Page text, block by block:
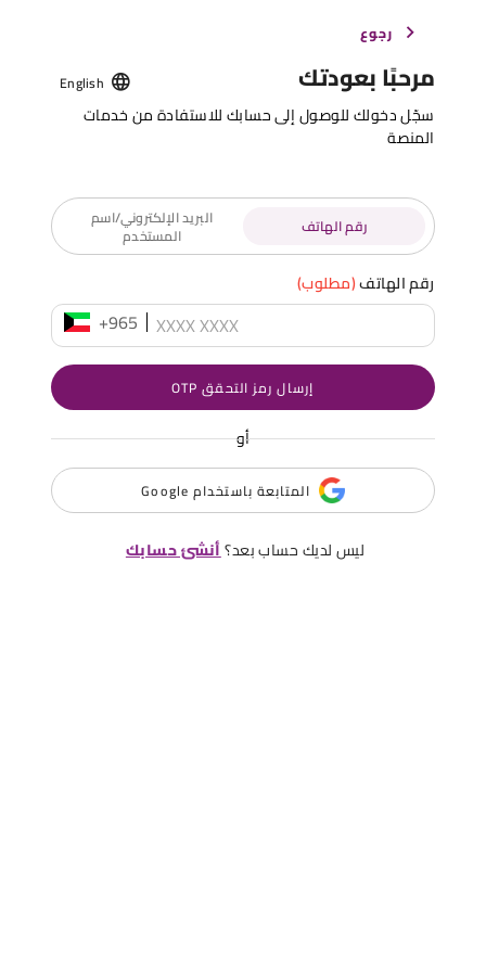
رجوع
مرحبًا بعودتك English
سجّل دخولك للوصول إلى حسابك للاستفادة من خدمات
المنصة
رقم الهاتف البريد الإلكتروني/اسم
المستخدم
رقم الهاتف(مطلوب)
+965
إرسال رمز التحقق OTP
أو
المتابعة باستخدام Google
ليس لديك حساب بعد؟أنشئ حسابك